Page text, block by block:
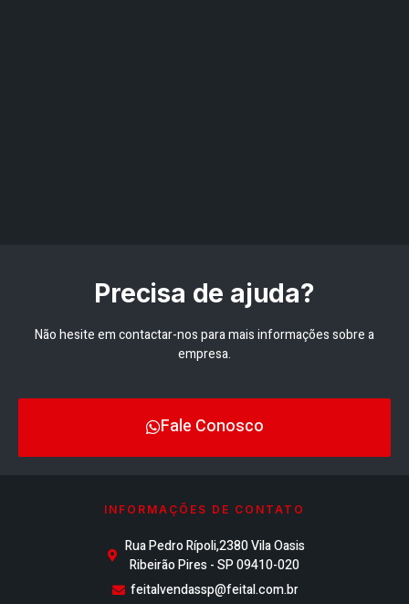
Precisa de ajuda?
Não hesite em contactar-nos para mais informações sobre a
empresa.
Fale Conosco
INFORMAÇÕES DE CONTATO
Rua Pedro Rípoli,2380 Vila Oasis
Ribeirão Pires - SP 09410-020
feitalvendassp@feital.com.br